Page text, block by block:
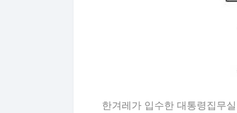
한겨레가 입수한 대통령집무